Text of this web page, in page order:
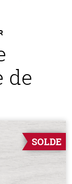
de
SOLDE